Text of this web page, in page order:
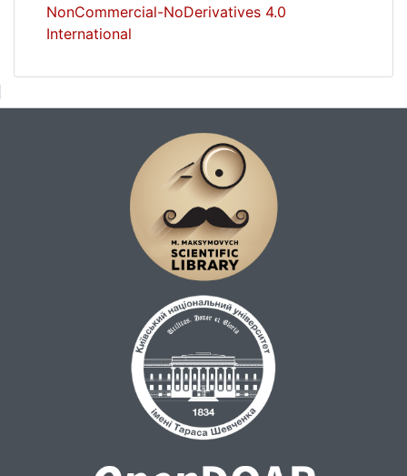
підготовці окремих розділів підручників,
навчальних посібників.
NonCommercial-NoDerivatives 4.0
International